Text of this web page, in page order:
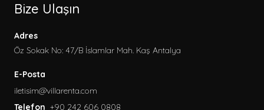
Bize Ulaşın
Adres
Öz Sokak No: 47/B İslamlar Mah. Kaş Antalya
E-Posta
iletisim@villarenta.com
Telefon +90 242 606 0808